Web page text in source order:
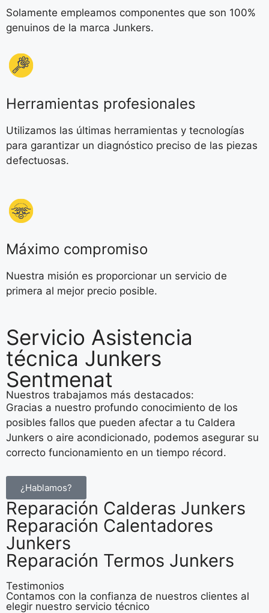
Solamente empleamos componentes que son 100%
genuinos de la marca Junkers.
Herramientas profesionales
Utilizamos las últimas herramientas y tecnologías
para garantizar un diagnóstico preciso de las piezas
defectuosas.
Máximo compromiso
Nuestra misión es proporcionar un servicio de
primera al mejor precio posible.
Servicio Asistencia
técnica Junkers
Sentmenat
Nuestros trabajamos más destacados:
Gracias a nuestro profundo conocimiento de los
posibles fallos que pueden afectar a tu Caldera
Junkers o aire acondicionado, podemos asegurar su
correcto funcionamiento en un tiempo récord.
¿Hablamos?
Reparación Calderas Junkers
Reparación Calentadores
Junkers
Reparación Termos Junkers
Testimonios
Contamos con la confianza de nuestros clientes al
elegir nuestro servicio técnico